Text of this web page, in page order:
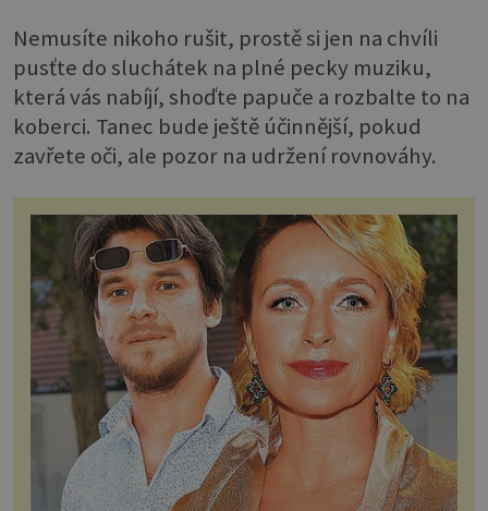
Nemusíte nikoho rušit, prostě si jen na chvíli
pusťte do sluchátek na plné pecky muziku,
která vás nabíjí, shoďte papuče a rozbalte to na
koberci. Tanec bude ještě účinnější, pokud
zavřete oči, ale pozor na udržení rovnováhy.